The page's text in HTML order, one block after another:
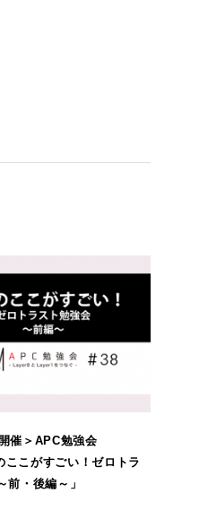
催＞APC勉強会
ここがすごい！ゼロトラ
前・後編～」